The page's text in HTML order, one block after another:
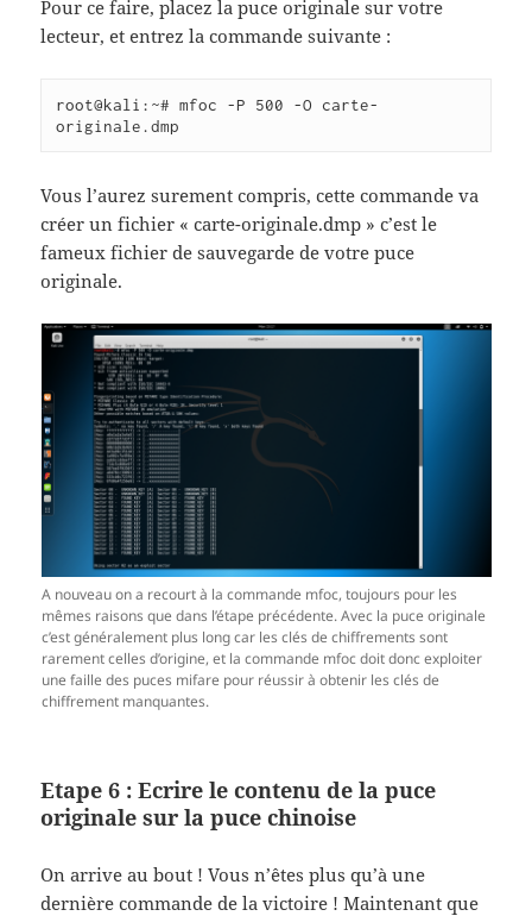
Pour ce faire, placez la puce originale sur votre
lecteur, et entrez la commande suivante :
root@kali:~# mfoc -P 500 -O carte-
originale.dmp
Vous l’aurez surement compris, cette commande va
créer un fichier « carte-originale.dmp » c’est le
fameux fichier de sauvegarde de votre puce
originale.
A nouveau on a recourt à la commande mfoc, toujours pour les
mêmes raisons que dans l’étape précédente. Avec la puce originale
c’est généralement plus long car les clés de chiffrements sont
rarement celles d’origine, et la commande mfoc doit donc exploiter
une faille des puces mifare pour réussir à obtenir les clés de
chiffrement manquantes.
Etape 6 : Ecrire le contenu de la puce
originale sur la puce chinoise
On arrive au bout ! Vous n’êtes plus qu’à une
dernière commande de la victoire ! Maintenant que